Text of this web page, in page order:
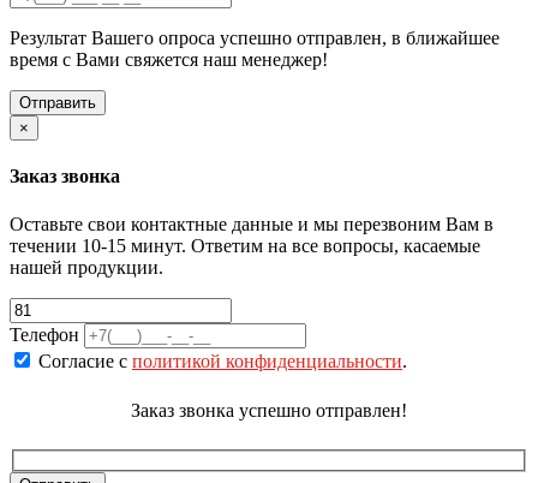
Результат Вашего опроса успешно отправлен, в ближайшее
время с Вами свяжется наш менеджер!
×
Заказ звонка
Оставьте свои контактные данные и мы перезвоним Вам в
течении 10-15 минут. Ответим на все вопросы, касаемые
нашей продукции.
Телефон
Согласие с политикой конфиденциальности.
Заказ звонка успешно отправлен!